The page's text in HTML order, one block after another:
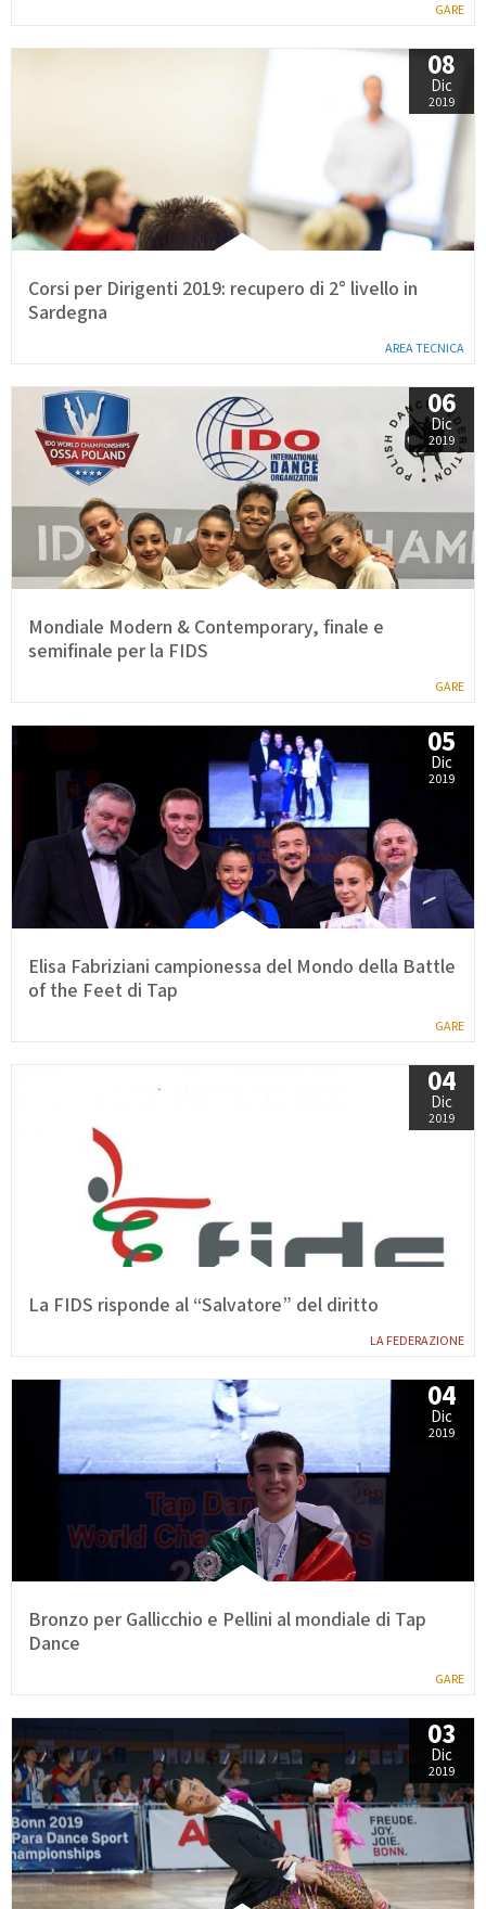
GARE
AREA TECNICA
08
Dic
2019
Corsi per Dirigenti 2019: recupero di 2° livello in
Sardegna
GARE
06
Dic
2019
Mondiale Modern & Contemporary, finale e
semifinale per la FIDS
GARE
05
Dic
2019
Elisa Fabriziani campionessa del Mondo della Battle
of the Feet di Tap
LA FEDERAZIONE
04
Dic
2019
La FIDS risponde al “Salvatore” del diritto
GARE
04
Dic
2019
Bronzo per Gallicchio e Pellini al mondiale di Tap
Dance
03
Dic
2019